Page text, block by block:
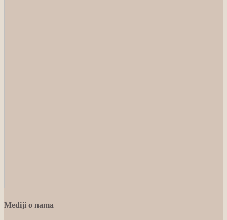
Mediji o nama